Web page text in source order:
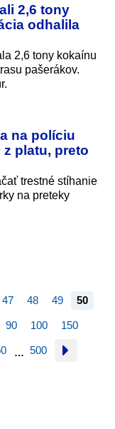
2,6 tony
odhalila
2,6 tony kokaínu
pašerákov.
na políciu
platu, preto
trestné stíhanie
na preteky
47 48 49 50
90 100 150
… 500